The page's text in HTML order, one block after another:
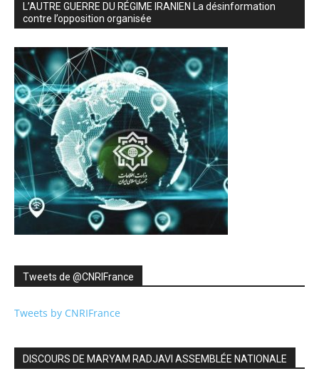
L’AUTRE GUERRE DU RÉGIME IRANIEN La désinformation
contre l’opposition organisée
Tweets de ‎@CNRIFrance
Tweets by CNRIFrance
DISCOURS DE MARYAM RADJAVI ASSEMBLÉE NATIONALE